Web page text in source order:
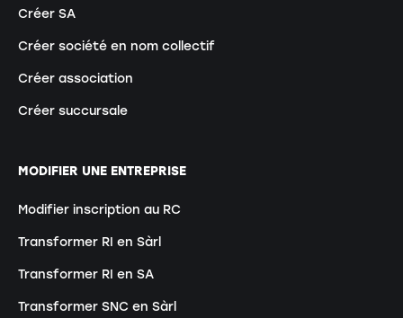
Créer SA
Créer société en nom collectif
Créer association
Créer succursale
MODIFIER UNE ENTREPRISE
Modifier inscription au RC
Transformer RI en Sàrl
Transformer RI en SA
Transformer SNC en Sàrl